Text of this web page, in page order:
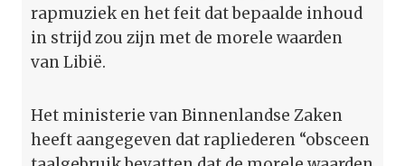
rapmuziek en het feit dat bepaalde inhoud
in strijd zou zijn met de morele waarden
van Libië.
Het ministerie van Binnenlandse Zaken
heeft aangegeven dat rapliederen “obsceen